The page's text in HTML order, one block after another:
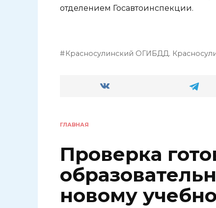
отделением Госавтоинспекции.
Красносулинский ОГИБДД.
ГЛАВНАЯ
Проверка
новому